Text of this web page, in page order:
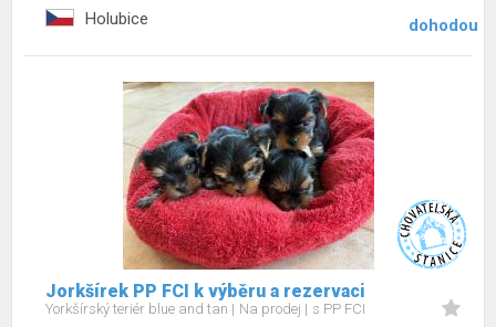
Holubice dohodou
Jorkšírek PP FCI k výběru a rezervaci
Yorkšírský teriér blue and tan Na prodej s PP FCI